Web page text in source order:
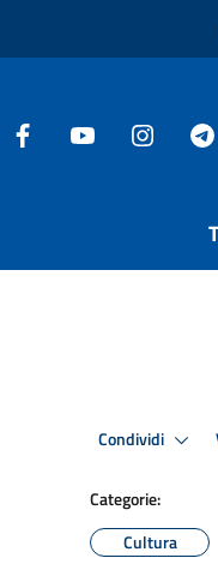
Condividi
Categorie:
Cultura